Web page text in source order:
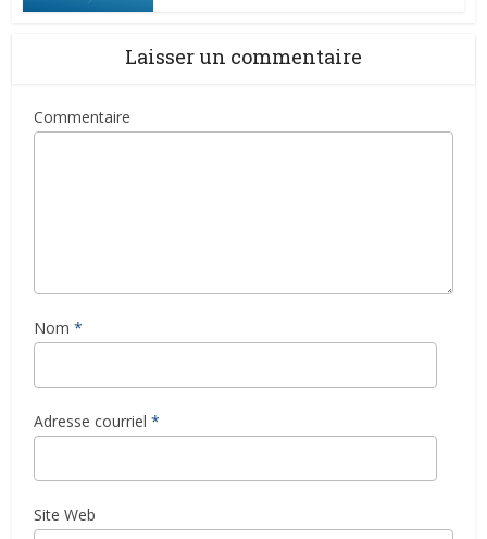
Laisser un commentaire
Commentaire
Nom *
Adresse courriel *
Site Web